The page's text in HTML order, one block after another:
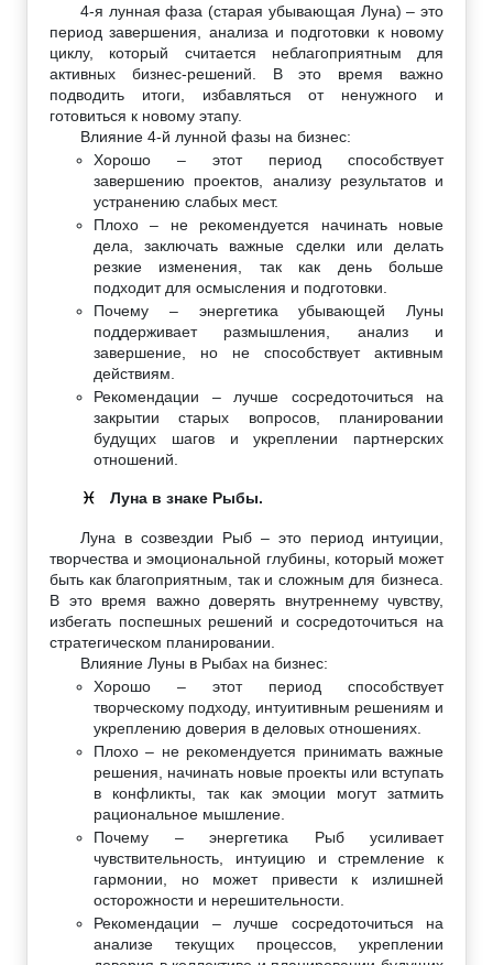
4-я лунная фаза (старая убывающая Луна) – это
период завершения, анализа и подготовки к новому
циклу, который считается неблагоприятным для
активных бизнес-решений. В это время важно
подводить итоги, избавляться от ненужного и
готовиться к новому этапу.
Влияние 4-й лунной фазы на бизнес:
Хорошо – этот период способствует
завершению проектов, анализу результатов и
устранению слабых мест.
Плохо – не рекомендуется начинать новые
дела, заключать важные сделки или делать
резкие изменения, так как день больше
подходит для осмысления и подготовки.
Почему – энергетика убывающей Луны
поддерживает размышления, анализ и
завершение, но не способствует активным
действиям.
Рекомендации – лучше сосредоточиться на
закрытии старых вопросов, планировании
будущих шагов и укреплении партнерских
отношений.
♓ Луна в знаке Рыбы.
Луна в созвездии Рыб – это период интуиции,
творчества и эмоциональной глубины, который может
быть как благоприятным, так и сложным для бизнеса.
В это время важно доверять внутреннему чувству,
избегать поспешных решений и сосредоточиться на
стратегическом планировании.
Влияние Луны в Рыбах на бизнес:
Хорошо – этот период способствует
творческому подходу, интуитивным решениям и
укреплению доверия в деловых отношениях.
Плохо – не рекомендуется принимать важные
решения, начинать новые проекты или вступать
в конфликты, так как эмоции могут затмить
рациональное мышление.
Почему – энергетика Рыб усиливает
чувствительность, интуицию и стремление к
гармонии, но может привести к излишней
осторожности и нерешительности.
Рекомендации – лучше сосредоточиться на
анализе текущих процессов, укреплении